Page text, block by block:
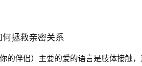
拯救亲密关系
的伴侣）主要的爱的语言是肢体接触